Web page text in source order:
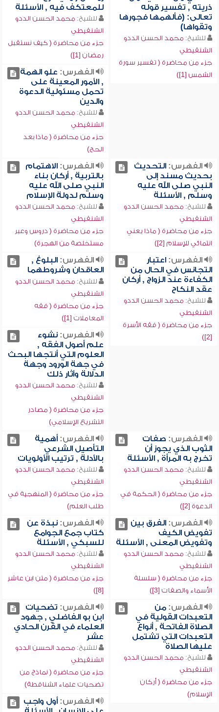
ذريته , تفسير قوله
تعالى: (فألهمها فجورها
وتقواها)
للشيخ: محمد الحسن الددو
الشنقيطي
جزء من محاضرة ( تفسير سورة
الشمس [1])
للمعتكف فيه , الأسئلة
للشيخ: محمد الحسن الددو
الشنقيطي
جزء من محاضرة ( كيف نستقبل
رمضان [1])
الفهرس: علو الهمة
, الأمور المعينة على
تحمل مسئولية الدعوة
والدين
للشيخ: محمد الحسن الددو
الشنقيطي
جزء من محاضرة ( ماذا بعد
الحج)
الفهرس:التحديث
بحديث مسند إلى
النبي صلى الله عليه
وسلم , الأسئلة
للشيخ: محمد الحسن الددو
الشنقيطي
جزء من محاضرة ( ماذا يعني
انتمائي للإسلام [2])
الفهرس:الاهتمام
بالتربية , أركان بناء
النبي صلى الله عليه
وسلم لدولة الإسلام
للشيخ: محمد الحسن الددو
الشنقيطي
جزء من محاضرة ( دروس وعبر
مستخلصة من الهجرة)
الفهرس:اعتبار
التجانس في الحال من
الكفاءة عند الزواج , أركان
عقد النكاح
للشيخ: محمد الحسن الددو
الشنقيطي
جزء من محاضرة ( فقه الأسرة
[2])
الفهرس:البلوغ ,
العاقدان وشروطهما
للشيخ: محمد الحسن الددو
الشنقيطي
جزء من محاضرة ( فقه
المعاملات [1])
الفهرس:نشوء
علم أصول الفقه ,
العلوم التي أنتجها البحث
في جهة الورود وجهة
الدلالة وآثار ذلك
للشيخ: محمد الحسن الددو
الشنقيطي
جزء من محاضرة ( مصادر
التشريع الإسلامي)
الفهرس: صفات
الثوب الذي يجوز أن
تخرج به المرأة , الأسئلة
للشيخ: محمد الحسن الددو
الشنقيطي
جزء من محاضرة ( الحكمة في
الدعوة [2])
الفهرس:أهمية
التأصيل الشرعي
بالأدلة , ترتيب الأولويات
للشيخ: محمد الحسن الددو
الشنقيطي
جزء من محاضرة ( المنهجية في
طلب العلم)
الفهرس:الفرق بين
تفويض الكيف
وتفويض المعنى , الأسئلة
للشيخ: محمد الحسن الددو
الشنقيطي
جزء من محاضرة ( سلسلة
الأسماء والصفات [3])
الفهرس:نبذة عن
كتاب جمع الجوامع
للسبكي , الأسئلة
للشيخ: محمد الحسن الددو
الشنقيطي
جزء من محاضرة ( متن ابن عاشر
[8])
الفهرس:من
التعبدات القولية في
الصلاة الفاتحة , أنواع
التعبدات التي تشتمل
عليها الصلاة
للشيخ: محمد الحسن الددو
الشنقيطي
جزء من محاضرة ( أركان
الإسلام)
الفهرس: تضحيات
ابن بو الفاضلي , جهود
العلماء في القرن الحادي
عشر
للشيخ: محمد الحسن الددو
الشنقيطي
جزء من محاضرة ( نماذج من
تضحيات علماء الشناقطة)
الفهرس:أول واجب